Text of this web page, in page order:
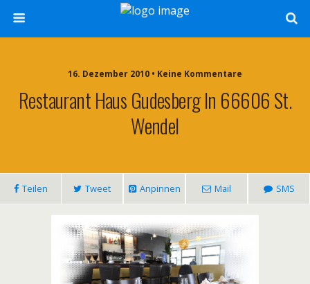
16. Dezember 2010 • Keine Kommentare
Restaurant Haus Gudesberg In 66606 St.
Wendel
Teilen Tweet Anpinnen Mail SMS